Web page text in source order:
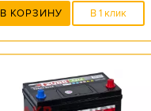
В КОРЗИНУ В 1 клик